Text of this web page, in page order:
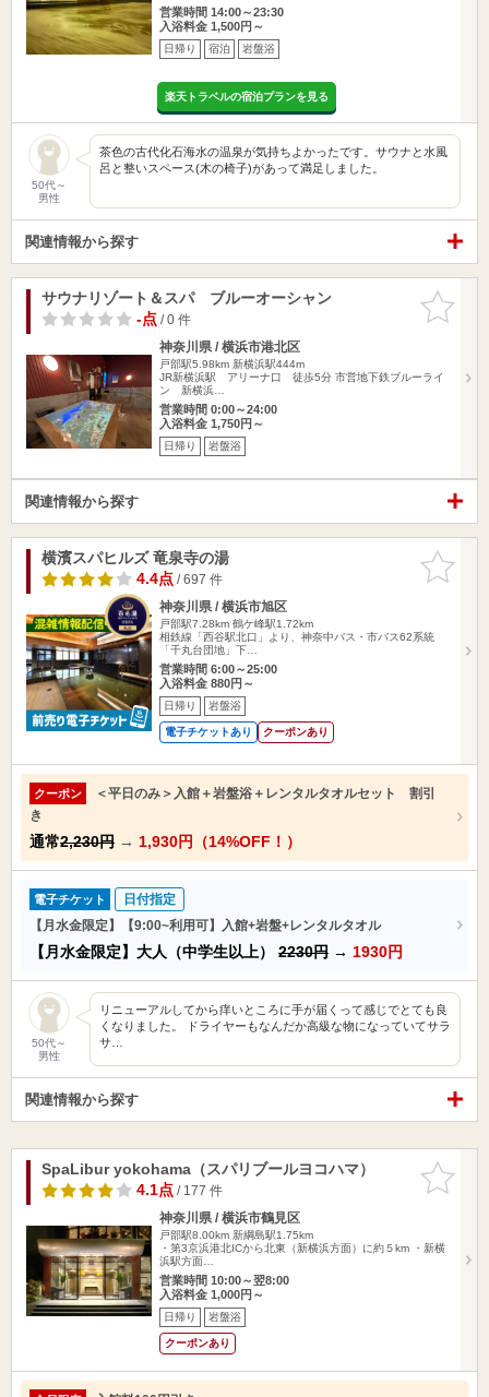
営業時間 14:00～23:30
入浴料金 1,500円～
日帰り 宿泊 岩盤浴
楽天トラベルの宿泊プランを見る
50代～
男性
茶色の古代化石海水の温泉が気持ちよかったです。サウナと水風
呂と整いスペース(木の椅子)があって満足しました。
関連情報から探す
お気に入
りに追加
サウナリゾート＆スパ ブルーオーシャン
-点/ 0 件
神奈川県 / 横浜市港北区
戸部駅5.98km 新横浜駅444m
JR新横浜駅 アリーナ口 徒歩5分 市営地下鉄ブルーライ
ン 新横浜…
営業時間 0:00～24:00
入浴料金 1,750円～
日帰り 岩盤浴
関連情報から探す
お気に入
りに追加
横濱スパヒルズ 竜泉寺の湯
4.4点/ 697 件
神奈川県 / 横浜市旭区
戸部駅7.28km 鶴ケ峰駅1.72km
相鉄線「西谷駅北口」より、神奈中バス・市バス62系統
「千丸台団地」下…
営業時間 6:00～25:00
入浴料金 880円～
日帰り 岩盤浴
電子チケットあり クーポンあり
クーポン
＜平日のみ＞入館＋岩盤浴＋レンタルタオルセット 割引
き
通常2,230円 → 1,930円（14%OFF！）
電子チケット
日付指定
【月水金限定】【9:00~利用可】入館+岩盤+レンタルタオル
【月水金限定】大人（中学生以上） 2230円 → 1930円
50代～
男性
リニューアルしてから痒いところに手が届くって感じでとても良
くなりました。 ドライヤーもなんだか高級な物になっていてサラ
サ…
関連情報から探す
お気に入
りに追加
SpaLibur yokohama（スパリブールヨコハマ）
4.1点/ 177 件
神奈川県 / 横浜市鶴見区
戸部駅8.00km 新綱島駅1.75km
・第3京浜港北ICから北東（新横浜方面）に約５km ・新横
浜駅方面…
営業時間 10:00～翌8:00
入浴料金 1,000円～
日帰り 岩盤浴
クーポンあり